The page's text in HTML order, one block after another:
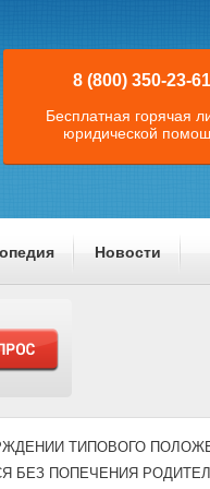
8 (800) 350-23-61
Бесплатная горячая
юридической
Новости
ТИПОВОГО
БЕЗ ПОПЕЧЕНИЯ